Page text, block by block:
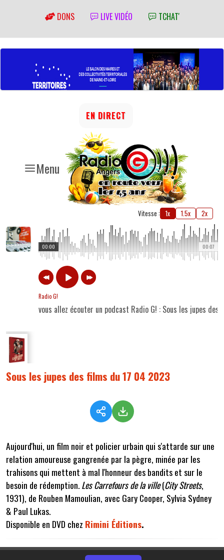
DONS LIVE VIDÉO TCHAT'
Menu
EN DIRECT
Vitesse : 1x 1.5x 2x
00:07
00:00
Radio G!
vous allez écouter un podcast Radio G! : Sous les jupes
Sous les jupes des films du 17 04 2023
Aujourd'hui, un film noir et policier urbain qui s'attarde sur une
relation amoureuse gangrenée par la pègre, minée par les
trahisons qui mettent à mal l'honneur des bandits et sur le
besoin de rédemption.Les Carrefours de la ville(City Streets,
1931), de Rouben Mamoulian, avec Gary Cooper, Sylvia Sydney
& Paul Lukas.
Disponible en DVD chez Rimini Éditions.